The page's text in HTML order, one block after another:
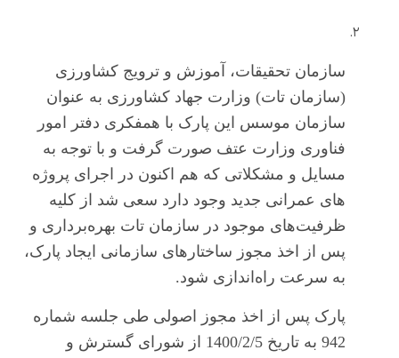
سازمان تحقیقات، آموزش و ترویج کشاورزی
(سازمان تات) وزارت جهاد کشاورزی به عنوان
سازمان موسس این پارک با همفکری دفتر امور
فناوری وزارت عتف صورت گرفت و با توجه به
مسایل و مشکلاتی که هم اکنون در اجرای پروژه
های عمرانی جدید وجود دارد سعی شد از کلیه
ظرفیت‌های موجود در سازمان تات بهرهبرداری و
پس از اخذ مجوز ساختارهای سازمانی ایجاد پارک،
به سرعت راه اندازی شود.
پارک پس از اخذ مجوز اصولی طی جلسه شماره
942 به تاریخ 1400/2/5 از شورای گسترش و